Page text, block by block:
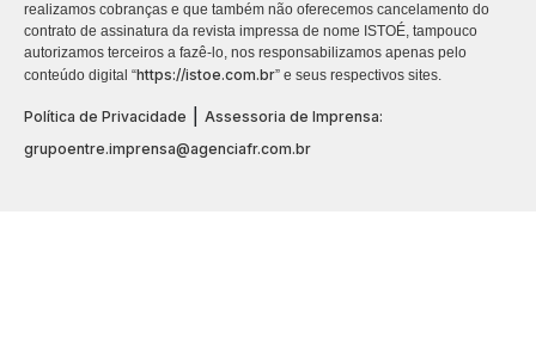
realizamos cobranças e que também não oferecemos cancelamento do
contrato de assinatura da revista impressa de nome ISTOÉ, tampouco
autorizamos terceiros a fazê-lo, nos responsabilizamos apenas pelo
conteúdo digital “https://istoe.com.br” e seus respectivos sites.
Política de Privacidade
Assessoria de Imprensa:
grupoentre.imprensa@agenciafr.com.br